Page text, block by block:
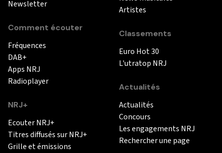
Newsletter
Comment écouter
Fréquences
DAB+
Apps NRJ
Radioplayer
NRJ+
Ecouter NRJ+
Titres diffusés sur NRJ+
Grille et émissions
Artistes
Classements
Euro Hot 30
L'utratop NRJ
Actualités
Actualités
Concours
Les engagements NRJ
Rechercher une page